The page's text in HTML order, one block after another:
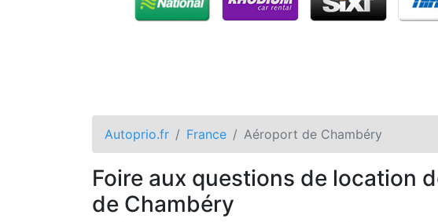
Autoprio.fr France Aéroport de Chambéry
Foire aux questions de location
de Chambéry